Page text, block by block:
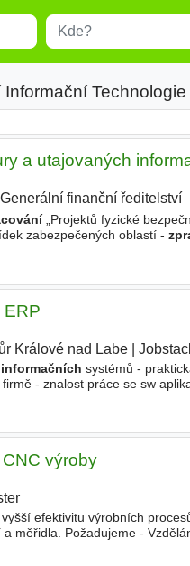
Místo
a utajovaných
Generální finanční ředitelství
„Projektů fyzické
zabezpečených oblastí -
ERP
Králové nad Labe|
informačních systémů -
- znalost práce se sw
výroby
efektivitu výrobních
měřidla. Požadujeme -